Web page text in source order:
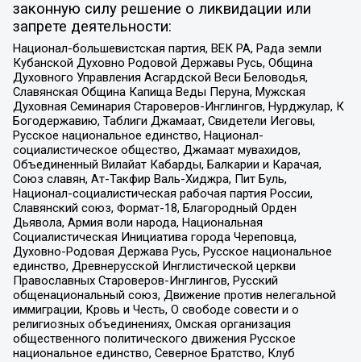
законную силу решение о ликвидации или
запрете деятельности:
Национал-большевистская партия, ВЕК РА, Рада земли
Кубанской Духовно Родовой Державы Русь, Община
Духовного Управления Асгардской Веси Беловодья,
Славянская Община Капища Веды Перуна, Мужская
Духовная Семинария Староверов-Инглингов, Нурджулар, К
Богодержавию, Таблиги Джамаат, Свидетели Иеговы,
Русское национальное единство, Национал-
социалистическое общество, Джамаат мувахидов,
Объединенный Вилайат Кабарды, Балкарии и Карачая,
Союз славян, Ат-Такфир Валь-Хиджра, Пит Буль,
Национал-социалистическая рабочая партия России,
Славянский союз, Формат-18, Благородный Орден
Дьявола, Армия воли народа, Национальная
Социалистическая Инициатива города Череповца,
Духовно-Родовая Держава Русь, Русское национальное
единство, Древнерусской Инглистической церкви
Православных Староверов-Инглингов, Русский
общенациональный союз, Движение против нелегальной
иммиграции, Кровь и Честь, О свободе совести и о
религиозных объединениях, Омская организация
общественного политического движения Русское
национальное единство, Северное Братство, Клуб